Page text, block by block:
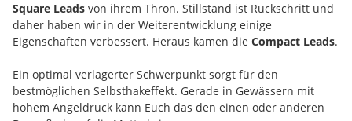
Square Leads von ihrem Thron. Stillstand ist Rückschritt und
daher haben wir in der Weiterentwicklung einige
Eigenschaften verbessert. Heraus kamen die Compact Leads.
Ein optimal verlagerter Schwerpunkt sorgt für den
bestmöglichen Selbsthakeffekt. Gerade in Gewässern mit
hohem Angeldruck kann Euch das den einen oder anderen